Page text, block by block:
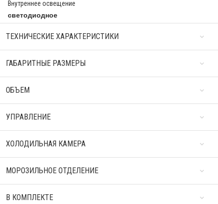
Внутреннее освещение
светодиодное
ТЕХНИЧЕСКИЕ ХАРАКТЕРИСТИКИ
ГАБАРИТНЫЕ РАЗМЕРЫ
ОБЪЕМ
УПРАВЛЕНИЕ
ХОЛОДИЛЬНАЯ КАМЕРА
МОРОЗИЛЬНОЕ ОТДЕЛЕНИЕ
В КОМПЛЕКТЕ